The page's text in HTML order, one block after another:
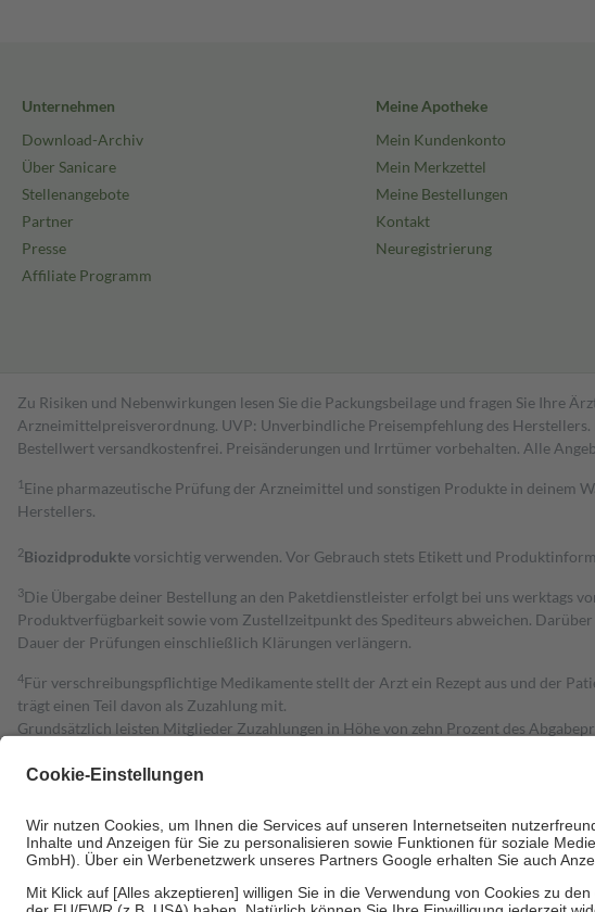
Unternehmen
Download-Archiv
Über Sanicare
Stellenangebote
Partner
Presse
Affiliate Programm
Meine Apotheke
Mein Kundenkonto
Mein Merkzettel
Meine Bestellungen
Kontakt
Neuregistrierung
Zu Risiken und Nebenwirkungen lesen Sie die Packungsbeilage und fragen Sie Ihre
Arzneimittelpreisverordnung. UVP: Unverbindliche Preisempfehlung des Herstellers.
Bestell­wert versand­kosten­frei. Preisänderungen und Irrtümer vorbehalten. Alle
1 Eine pharmazeutische Prüfung der Arzneimittel und sonstigen Produkte in deinem
Herstellers.
2Biozidproduktevorsichtig verwenden. Vor Gebrauch stets Etikett und
3Die Übergabe deiner Bestellung an den Paketdienstleister erfolgt bei uns werktags
Produktverfügbarkeit sowie vom Zustellzeitpunkt des Spediteurs abweichen.
Dauer der Prüfungen einschließlich Klärungen verlängern.
4Für verschreibungspflichtige Medikamente stellt der Arzt ein Rezept aus und der
trägt einen Teil davon als Zuzahlung mit.
Grundsätzlich leisten Mitglieder Zuzahlungen in Höhe von zehn Prozent des
Diese Regeln gelten grundsätzlich auch für Online-Apotheken.
Um das Engagement der Versicherten für ihre eigene Gesundheit zu stärken und die
• Kindern und Jugendlichen bis zum vollendeten 18. Lebensjahr mit Ausnahme der
• Untersuchungen zur Vorsorge und Früherkennung, die von der GKV getragen
• empfohlenen Schutzimpfungen